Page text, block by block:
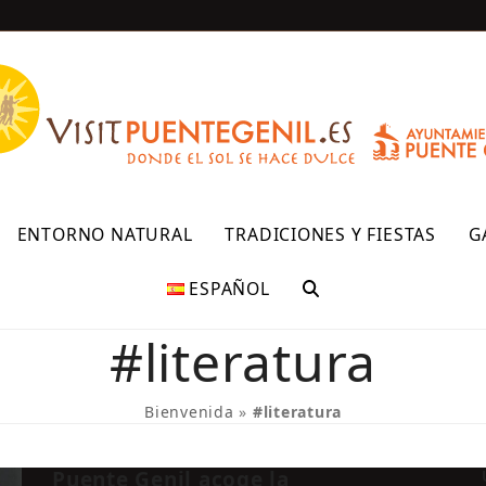
ENTORNO NATURAL TRADICIONES Y FIESTAS
ESPAÑOL
#literatura
Bienvenida » #literatura